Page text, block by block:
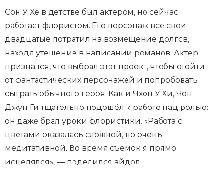
Сон У Хе в детстве был актёром, но сейчас
работает флористом. Его персонаж все свои
двадцатые потратил на возмещение долгов,
находя утешение в написании романов. Актёр
признался, что выбрал этот проект, чтобы отойти
от фантастических персонажей и попробовать
сыграть обычного героя. Как и Чхон У Хи, Чон
Джун Ги тщательно подошёл к работе над ролью:
он даже брал уроки флористики. «Работа с
цветами оказалась сложной, но очень
медитативной. Во время съемок я прямо
исцелялся», — поделился айдол.